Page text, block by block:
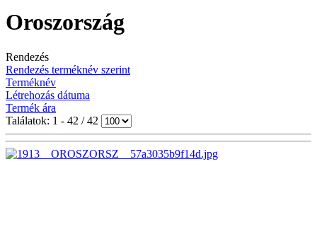
Oroszország
Rendezés
Rendezés terméknév szerint
Terméknév
Létrehozás dátuma
Termék ára
Találatok: 1 - 42 / 42